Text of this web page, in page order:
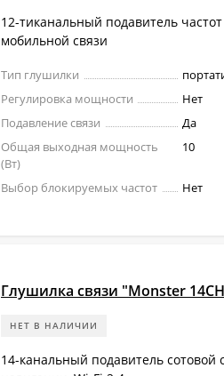
12-тиканальный подавитель
мобильной связи
Тип глушилки
Регулировка мощности
Нет
Подавление связи
Да
Общая выходная мощность
(Вт)
10
Выбор блокируемых частот Нет
Глушилка связи "Monster
НЕТ В НАЛИЧИИ
14-канальный подавитель сотовой